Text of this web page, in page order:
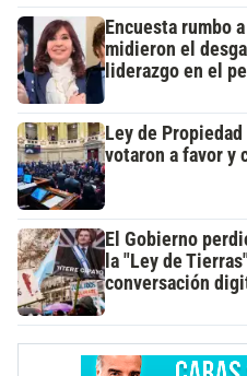
Encuesta rumbo
midieron el
liderazgo en el
Ley de
votaron a favor y
El Gobierno
la "Ley de
conversación